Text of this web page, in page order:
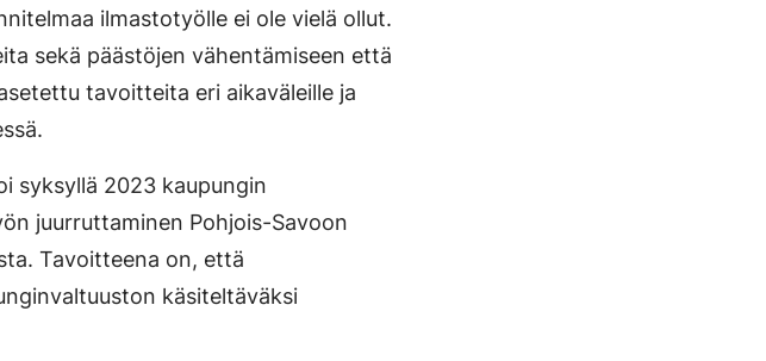
ilmastotyölle ei ole vielä ollut.
sekä päästöjen vähentämiseen että
tavoitteita eri aikaväleille ja
syksyllä 2023 kaupungin
juurruttaminen Pohjois-Savoon
Tavoitteena on, että
käsiteltäväksi